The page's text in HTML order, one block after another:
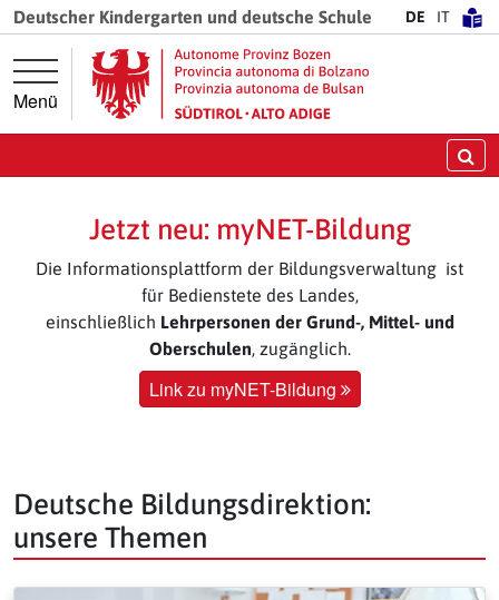
Springe direkt zur Hauptnavigation
Springe direkt zum Inhalt
Deutscher Kindergarten und deutsche Schule DE IT
Menü
Jetzt neu: myNET-Bildung
Die Informationsplattform der Bildungsverwaltung ist
für Bedienstete des Landes,
einschließlich Lehrpersonen der Grund-, Mittel- und
Oberschulen, zugänglich.
Link zu myNET-Bildung
Deutsche Bildungsdirektion:
unsere Themen